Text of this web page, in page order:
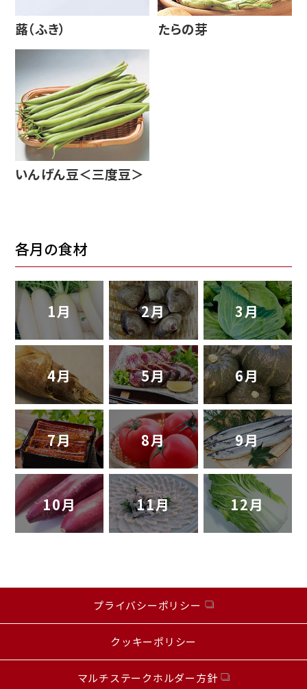
蕗（ふき） たらの芽
いんげん豆＜三度豆＞
各月の食材
1月 2月 3月
4月 5月 6月
7月 8月 9月
10月 11月 12月
プライバシーポリシー
クッキーポリシー
マルチステークホルダー方針